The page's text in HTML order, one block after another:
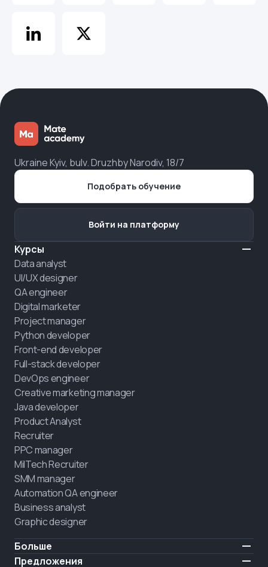
Ukraine Kyiv, bulv. Druzhby Narodiv, 18/7
Курсы
Data analyst
UI/UX designer
QA engineer
Digital marketer
Project manager
Python developer
Front-end developer
Full-stack developer
DevOps engineer
Creative marketing manager
Java developer
Product Analyst
Recruiter
PPC manager
MilTech Recruiter
SMM manager
Automation QA engineer
Business analyst
Graphic designer
Больше
Цены
Предложения
Подобрать обучение
Войти на платформу